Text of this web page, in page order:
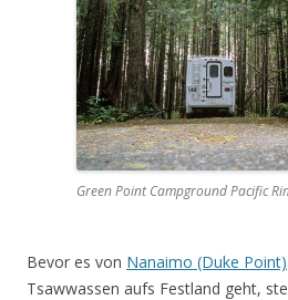
Green Point Campground Pacific
Bevor es von Nanaimo (Duke Point)
Tsawwassen aufs Festland geht,